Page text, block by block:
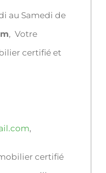
au Samedi de
, Votre
certifié et
,
certifié